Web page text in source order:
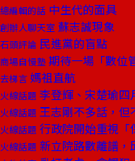
總編輯的話 中生代的面具
創辦人聊天室 蘇志誠現象
石頭評論 民進黨的盲點
商場自慢塾 期待一場「數位
去梯言 媽祖直航
火線話題 李登輝、宋楚瑜四
火線話題 王志剛不多話，但
火線話題 行政院開始重視「
火線話題 新立院路數離譜，